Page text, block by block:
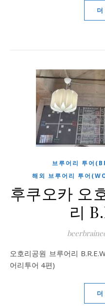
브루어리 투어
해외 브루어리 투어
후쿠오카 오
리
오호리공원 브루어리 B.R.E.W. 초록색 맥주, 도전?! (해외브루
어리투어 4편)